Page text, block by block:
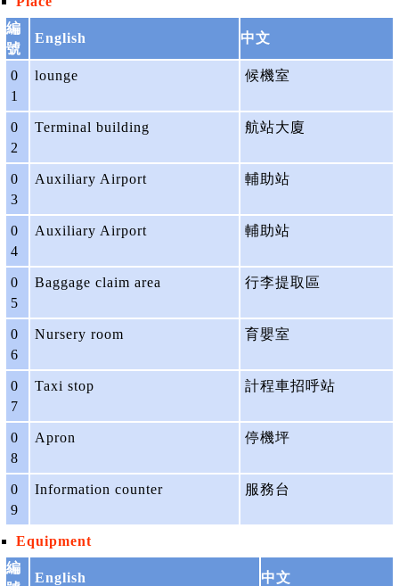
編
號
English 中文
0
1
lounge 候機室
0
2
Terminal building 航站大廈
0
3
Auxiliary Airport 輔助站
0
4
Auxiliary Airport 輔助站
0
5
Baggage claim area 行李提取區
0
6
Nursery room 育嬰室
0
7
Taxi stop 計程車招呼站
0
8
Apron 停機坪
0
9
Information counter 服務台
Equipment
編
English 中文